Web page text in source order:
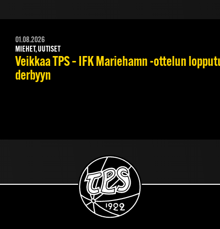
01.08.2026
MIEHET, UUTISET
Veikkaa TPS – IFK Mariehamn -ottelun
derbyyn